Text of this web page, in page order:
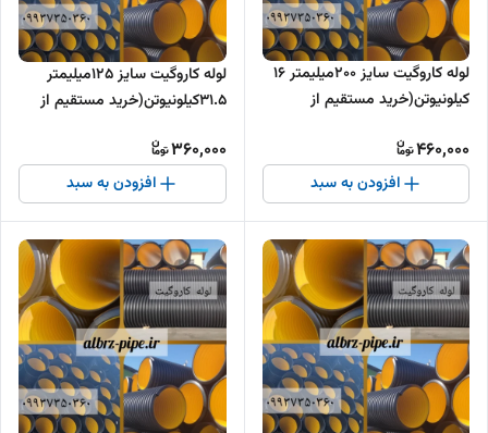
لوله کاروگیت سایز 200میلیمتر 16
کیلونیوتن(خرید مستقیم از
460,000
افزودن به سبد
لوله کاروگیت سایز 125میلیمتر
31.5کیلونیوتن(خرید مستقیم از
360,000
افزودن به سبد